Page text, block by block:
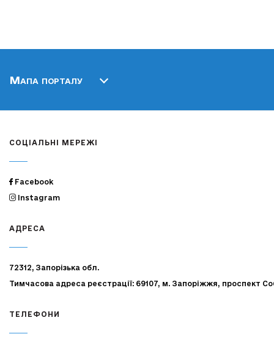
Мапа порталу
СОЦІАЛЬНІ МЕРЕЖІ
Facebook
Instagram
АДРЕСА
72312, Запорізька обл.
Тимчасова адреса реєстрації: 69107, м. Запоріжжя, проспект
ТЕЛЕФОНИ